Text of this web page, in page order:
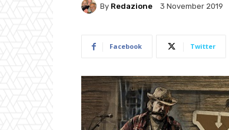
By Redazione 3 November 2019
Facebook Twitter